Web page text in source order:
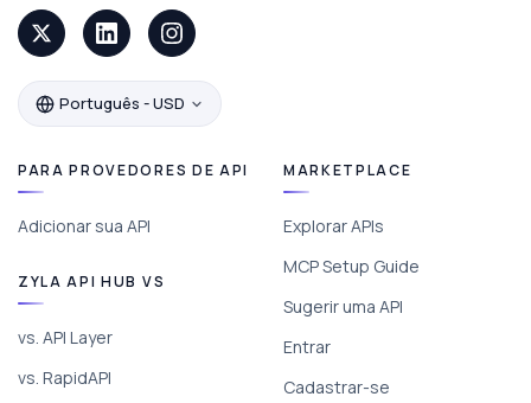
Português - USD
PARA PROVEDORES DE API
Adicionar sua API
ZYLA API HUB VS
vs. API Layer
vs. RapidAPI
MARKETPLACE
Explorar APIs
MCP Setup Guide
Sugerir uma API
Entrar
Cadastrar-se